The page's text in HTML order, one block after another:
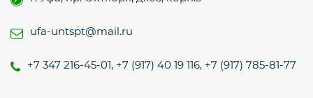
ufa-untspt@mail.ru
+7 347 216-45-01, +7 (917) 40 19 116, +7 (917) 785-81-77